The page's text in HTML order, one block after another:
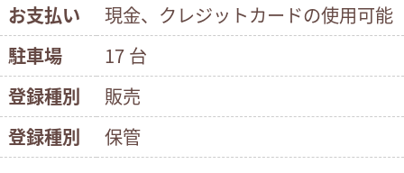
お支払い
現金、クレジットカードの使用可能
駐車場
17 台
登録種別
販売
登録種別
保管